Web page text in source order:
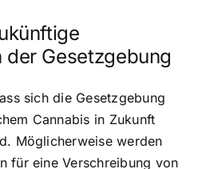
Gesetzgebung
sich die Gesetzgebung
Cannabis in Zukunft
Möglicherweise werden
für eine Verschreibung von